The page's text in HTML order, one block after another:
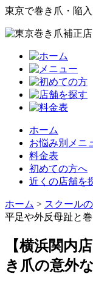
東京で巻き爪・陥
ホーム
お悩み別メニ
料金表
初めての方へ
近くの店舗を
ホーム > スクール
平足や外反母趾と
【横浜関内
き爪の意外